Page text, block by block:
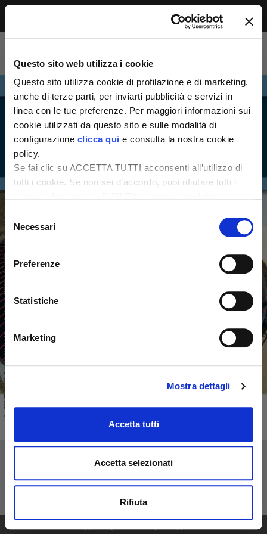
Questo sito web utilizza i cookie
Questo sito utilizza cookie di profilazione e di marketing,
anche di terze parti, per inviarti pubblicità e servizi in
linea con le tue preferenze. Per maggiori informazioni sui
cookie utilizzati da questo sito e sulle modalità di
configurazione clicca qui e consulta la nostra cookie
policy.
Se fai clic su ACCETTA TUTTI acconsenti all’utilizzo di
tutti i cookie. Se non sei d’accordo, puoi rifiutare tutti i
desideri accettare e cliccando ACCETTA SELEZIONATI.
Selezione
del
consenso
Necessari
Preferenze
Statistiche
Marketing
Mostra dettagli
Accetta tutti
Accetta selezionati
Rifiuta
Accesso riservato agli abbonati
Per leggere questo contenuto, devi essere
abbonato alla rivista. Se sei già abbonato,
accedi subito per continuare la lettura.
Se non sei ancora dei nostri, abbonati ora e
accedi ai tuoi contenuti!